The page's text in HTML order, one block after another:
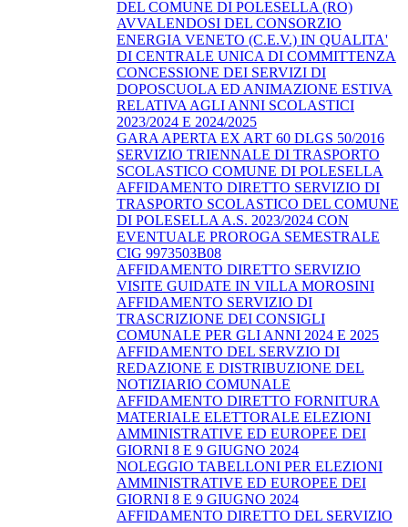
DEL COMUNE DI POLESELLA (RO)
AVVALENDOSI DEL CONSORZIO
ENERGIA VENETO (C.E.V.) IN QUALITA'
DI CENTRALE UNICA DI COMMITTENZA
CONCESSIONE DEI SERVIZI DI
DOPOSCUOLA ED ANIMAZIONE ESTIVA
RELATIVA AGLI ANNI SCOLASTICI
2023/2024 E 2024/2025
GARA APERTA EX ART 60 DLGS 50/2016
SERVIZIO TRIENNALE DI TRASPORTO
SCOLASTICO COMUNE DI POLESELLA
AFFIDAMENTO DIRETTO SERVIZIO DI
TRASPORTO SCOLASTICO DEL COMUNE
DI POLESELLA A.S. 2023/2024 CON
EVENTUALE PROROGA SEMESTRALE
CIG 9973503B08
AFFIDAMENTO DIRETTO SERVIZIO
VISITE GUIDATE IN VILLA MOROSINI
AFFIDAMENTO SERVIZIO DI
TRASCRIZIONE DEI CONSIGLI
COMUNALE PER GLI ANNI 2024 E 2025
AFFIDAMENTO DEL SERVZIO DI
REDAZIONE E DISTRIBUZIONE DEL
NOTIZIARIO COMUNALE
AFFIDAMENTO DIRETTO FORNITURA
MATERIALE ELETTORALE ELEZIONI
AMMINISTRATIVE ED EUROPEE DEI
GIORNI 8 E 9 GIUGNO 2024
NOLEGGIO TABELLONI PER ELEZIONI
AMMINISTRATIVE ED EUROPEE DEI
GIORNI 8 E 9 GIUGNO 2024
AFFIDAMENTO DIRETTO DEL SERVIZIO